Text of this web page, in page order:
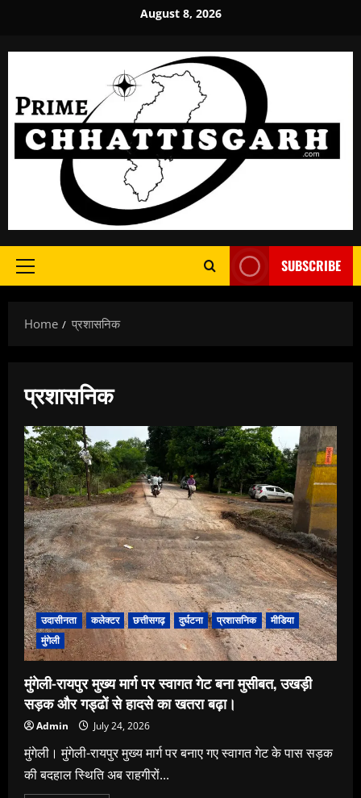
content
August 8, 2026
Primary
SUBSCRIBE
Home प्रशासनिक
प्रशासनिक
उदासीनता कलेक्टर छत्तीसगढ़ दुर्घटना प्रशासनिक
मीडिया
मुंगेली
मुंगेली-रायपुर मुख्य मार्ग पर स्वागत गेट बना मुसीबत, उखड़ी
सड़क और गड्ढों से हादसे का खतरा बढ़ा।
Admin July 24, 2026
मुंगेली। मुंगेली-रायपुर मुख्य मार्ग पर बनाए गए स्वागत गेट के पास सड़क
की बदहाल स्थिति अब राहगीरों...